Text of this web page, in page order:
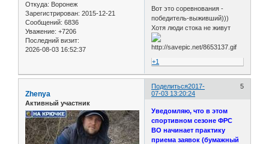
Откуда: Воронеж
Зарегистрирован: 2015-12-21
Сообщений: 6836
Уважение: +7206
Последний визит:
2026-08-03 16:52:37
Вот это соревнования -
победитель-выживший)))
Хотя люди стока не живут
+1
Поделиться 5
2017-
07-03 13:20:24
Zhenya
Активный участник
Уведомляю, что в этом
спортивном сезоне ФРС
ВО начинает практику
приема заявок (бумажный